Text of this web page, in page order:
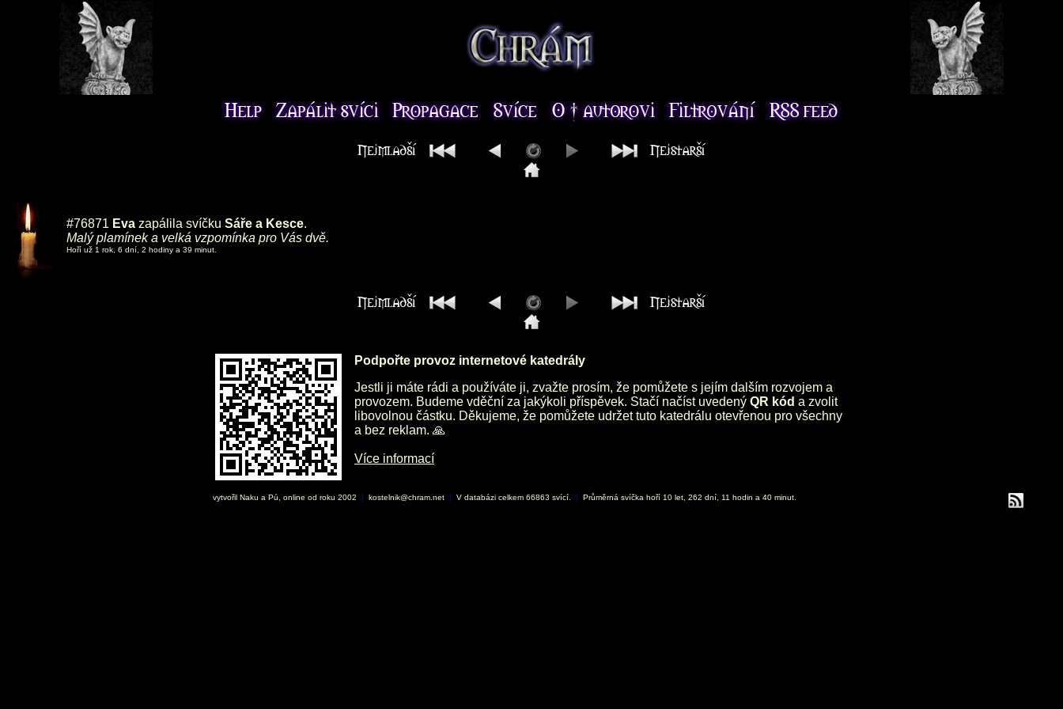
#76871 Eva zapálila svíčku Sáře a Kesce.
Malý plamínek a velká vzpomínka pro Vás dvě.
Hoří už 1 rok, 6 dní, 2 hodiny a 39 minut.
Podpořte provoz internetové katedrály
Jestli ji máte rádi a používáte ji, zvažte prosím, že pomůžete s jejím dalším rozvojem a
provozem. Budeme vděční za jakýkoli příspěvek. Stačí načíst uvedený QR kód a zvolit
libovolnou částku. Děkujeme, že pomůžete udržet tuto katedrálu otevřenou pro všechny
a bez reklam. 🙏
Více informací
vytvořil Naku a Pú, online od roku 2002 | kostelnik@chram.net | V databázi celkem 66863 svící. | Průměrná svíčka hoří 10 let, 262 dní, 11 hodin a 40 minut.